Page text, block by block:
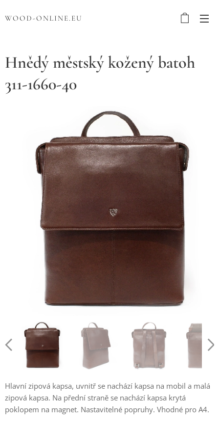
WOOD-ONLINE.EU
Hnědý městský kožený batoh
311-1660-40
Hlavní zipová kapsa, uvnitř se nachází kapsa na mobil a malá
zipová kapsa. Na přední straně se nachází kapsa krytá
poklopem na magnet. Nastavitelné popruhy. Vhodné pro A4.